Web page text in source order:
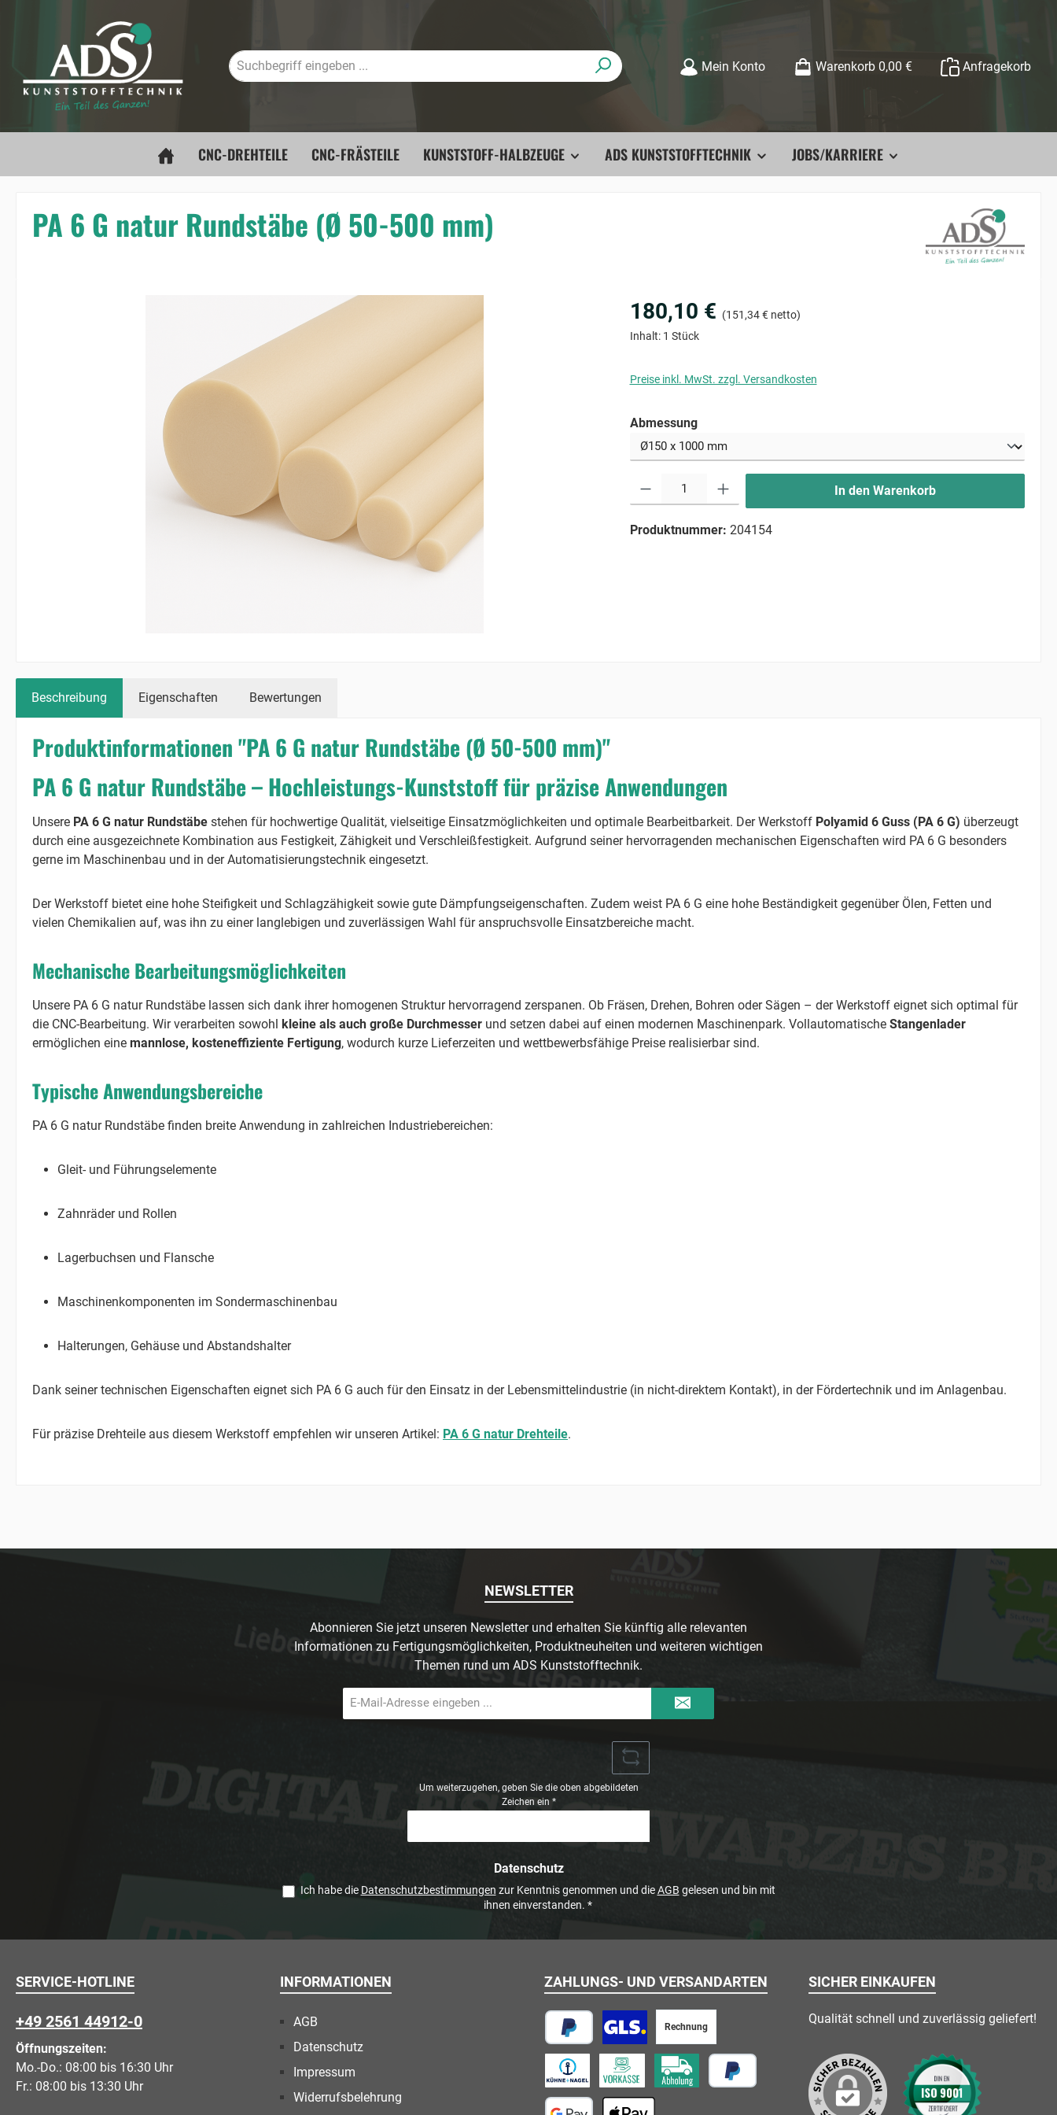
Zur Hauptnavigation springen
Mein Konto Warenkorb 0,00 € Anfragekorb
CNC-DREHTEILE CNC-FRÄSTEILE KUNSTSTOFF-HALBZEUGE ADS KUNSTSTOFFTECHNIK JOBS/KARRIERE
PA 6 G natur Rundstäbe (Ø 50-500 mm)
180,10 € (151,34 € netto)
Inhalt: 1 Stück
Preise inkl. MwSt. zzgl. Versandkosten
Abmessungauswählen
In den Warenkorb
Produktnummer: 204154
Beschreibung Eigenschaften Bewertungen
Produktinformationen "PA 6 G natur Rundstäbe (Ø 50-500 mm)"
PA 6 G natur Rundstäbe – Hochleistungs-Kunststoff für präzise Anwendungen
Unsere PA 6 G natur Rundstäbe stehen für hochwertige Qualität, vielseitige Einsatzmöglichkeiten und optimale Bearbeitbarkeit. Der Werkstoff Polyamid 6 Guss (PA 6 G) überzeugt
durch eine ausgezeichnete Kombination aus Festigkeit, Zähigkeit und Verschleißfestigkeit. Aufgrund seiner hervorragenden mechanischen Eigenschaften wird PA 6 G besonders
gerne im Maschinenbau und in der Automatisierungstechnik eingesetzt.
Der Werkstoff bietet eine hohe Steifigkeit und Schlagzähigkeit sowie gute Dämpfungseigenschaften. Zudem weist PA 6 G eine hohe Beständigkeit gegenüber Ölen, Fetten und
vielen Chemikalien auf, was ihn zu einer langlebigen und zuverlässigen Wahl für anspruchsvolle Einsatzbereiche macht.
Mechanische Bearbeitungsmöglichkeiten
Unsere PA 6 G natur Rundstäbe lassen sich dank ihrer homogenen Struktur hervorragend zerspanen. Ob Fräsen, Drehen, Bohren oder Sägen – der Werkstoff eignet sich optimal für
die CNC-Bearbeitung. Wir verarbeiten sowohl kleine als auch große Durchmesser und setzen dabei auf einen modernen Maschinenpark. Vollautomatische Stangenlader
ermöglichen eine mannlose, kosteneffiziente Fertigung, wodurch kurze Lieferzeiten und wettbewerbsfähige Preise realisierbar sind.
Typische Anwendungsbereiche
PA 6 G natur Rundstäbe finden breite Anwendung in zahlreichen Industriebereichen:
Gleit- und Führungselemente
Zahnräder und Rollen
Lagerbuchsen und Flansche
Maschinenkomponenten im Sondermaschinenbau
Halterungen, Gehäuse und Abstandshalter
Dank seiner technischen Eigenschaften eignet sich PA 6 G auch für den Einsatz in der Lebensmittelindustrie (in nicht-direktem Kontakt), in der Fördertechnik und im Anlagenbau.
Für präzise Drehteile aus diesem Werkstoff empfehlen wir unseren Artikel: PA 6 G natur Drehteile.
NEWSLETTER
Abonnieren Sie jetzt unseren Newsletter und erhalten Sie künftig alle relevanten
Informationen zu Fertigungsmöglichkeiten, Produktneuheiten und weiteren wichtigen
Themen rund um ADS Kunststofftechnik.
Mail-
Adresse
Um weiterzugehen, geben Sie die oben abgebildeten
Zeichen ein *
Datenschutz
Ich habe die Datenschutzbestimmungen zur Kenntnis genommen und dieAGB gelesen und bin mit
ihnen einverstanden. *
SERVICE-HOTLINE
+49 2561 44912-0
Öffnungszeiten:
Mo.-Do.: 08:00 bis 16:30 Uhr
Fr.: 08:00 bis 13:30 Uhr
INFORMATIONEN
AGB
Datenschutz
Impressum
Widerrufsbelehrung
ZAHLUNGS- UND VERSANDARTEN
PayPal
Rechnung
Vorkasse
Paketversand
Speditionsversand Abholung vor Ort
SICHER EINKAUFEN
Qualität schnell und zuverlässig geliefert!